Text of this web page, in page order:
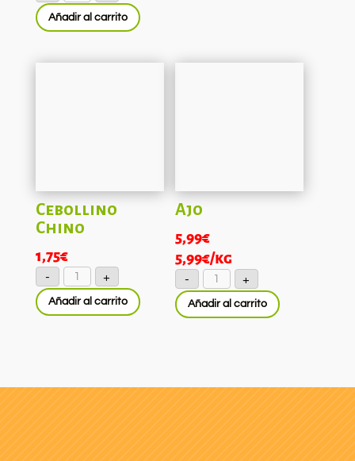
Bruselas
(Malla
1kg)
Añadir al carrito
Cebollino
Chino
1,75€
-
Cebollino
Chino
cantidad
+
Añadir al carrito
Ajo
5,99€
5,99€/kg
-
Ajo
cantidad+
Añadir al carrito